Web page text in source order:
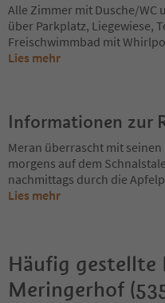
Alle Zimmer mit Dusche/WC
über Parkplatz, Liegewiese,
Freischwimmbad mit
Lies mehr
Informationen zur
Meran überrascht mit
morgens auf dem
nachmittags durch die
Lies mehr
Häufig gestellte
Meringerhof